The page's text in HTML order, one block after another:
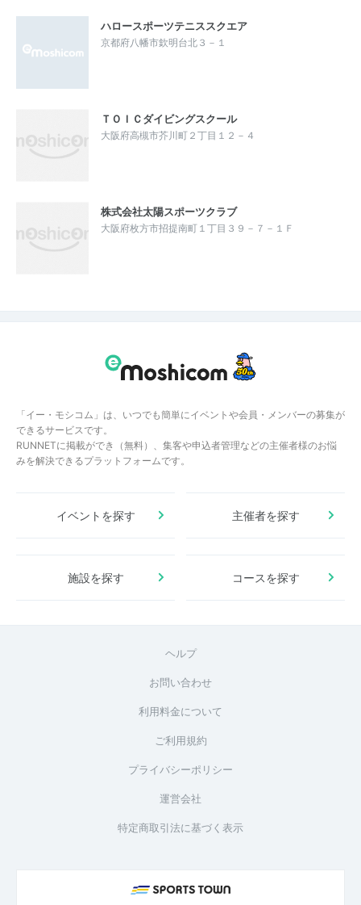
ハロースポーツテニススクエア
京都府八幡市欽明台北３－１
ＴＯＩＣダイビングスクール
大阪府高槻市芥川町２丁目１２－４
株式会社太陽スポーツクラブ
大阪府枚方市招提南町１丁目３９－７－１Ｆ
「イー・モシコム」は、いつでも簡単にイベントや会員・メンバーの募集が
できるサービスです。
RUNNETに掲載ができ（無料）、集客や申込者管理などの主催者様のお悩
みを解決できるプラットフォームです。
イベントを探す 主催者を探す
施設を探す コースを探す
ヘルプ
お問い合わせ
利用料金について
ご利用規約
プライバシーポリシー
運営会社
特定商取引法に基づく表示